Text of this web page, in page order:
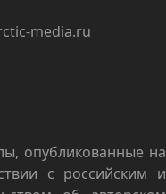
media.ru
опубликованные на
с российским и